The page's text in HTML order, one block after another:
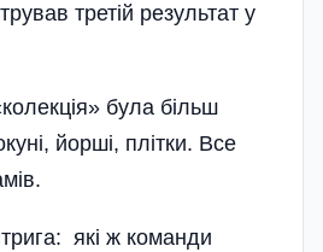
третій результат у
була більш
йорші, плітки. Все
які ж команди